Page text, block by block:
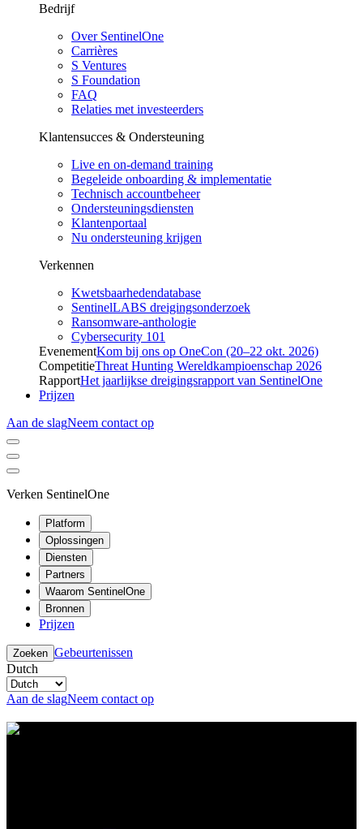
Bedrijf
Over SentinelOne
Carrières
S Ventures
S Foundation
FAQ
Relaties met investeerders
Klantensucces & Ondersteuning
Live en on-demand training
Begeleide onboarding & implementatie
Technisch accountbeheer
Ondersteuningsdiensten
Klantenportaal
Nu ondersteuning krijgen
Verkennen
Kwetsbaarhedendatabase
SentinelLABS dreigingsonderzoek
Ransomware-anthologie
Cybersecurity 101
EvenementKom bij ons op OneCon (20–22 okt. 2026)
CompetitieThreat Hunting Wereldkampioenschap 2026
RapportHet jaarlijkse dreigingsrapport van SentinelOne
Prijzen
Aan de slagNeem contact op
Verken SentinelOne
Platform
Oplossingen
Diensten
Partners
Waarom SentinelOne
Bronnen
Prijzen
Zoeken Gebeurtenissen
Dutch
Aan de slagNeem contact op
Resource Center